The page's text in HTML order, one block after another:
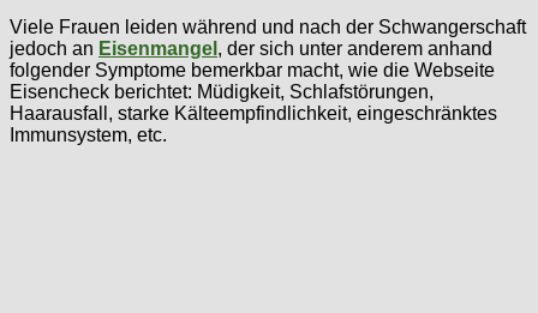
Viele Frauen leiden während und nach der Schwangerschaft
jedoch an Eisenmangel , der sich unter anderem anhand
folgender Symptome bemerkbar macht, wie die Webseite
Eisencheck berichtet: Müdigkeit, Schlafstörungen,
Haarausfall, starke Kälteempfindlichkeit, eingeschränktes
Immunsystem, etc.